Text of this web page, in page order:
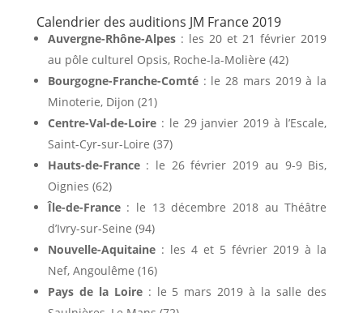
Calendrier des auditions JM France 2019
Auvergne-Rhône-Alpes: les 20 et 21 février 2019
au pôle culturel Opsis, Roche-la-Molière (42)
Bourgogne-Franche-Comté: le 28 mars 2019 à la
Minoterie, Dijon (21)
Centre-Val-de-Loire: le 29 janvier 2019 à l’Escale,
Saint-Cyr-sur-Loire (37)
Hauts-de-France: le 26 février 2019 au 9-9 Bis,
Oignies (62)
Île-de-France: le 13 décembre 2018 au Théâtre
d’Ivry-sur-Seine (94)
Nouvelle-Aquitaine: les 4 et 5 février 2019 à la
Nef, Angoulême (16)
Pays de la Loire : le 5 mars 2019 à la salle des